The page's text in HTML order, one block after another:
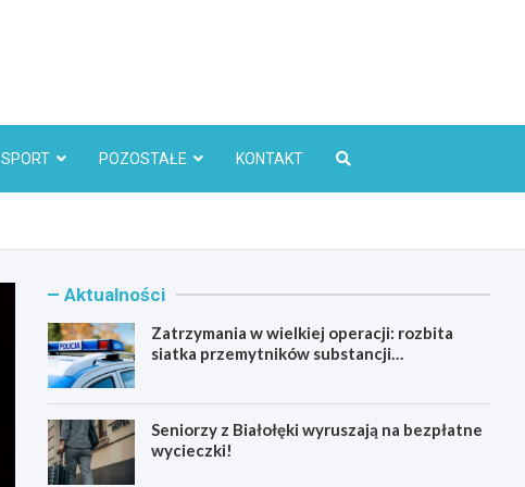
SPORT POZOSTAŁE KONTAKT
Aktualności
Zatrzymania w wielkiej operacji: rozbita
siatka przemytników substancji
Seniorzy z Białołęki wyruszają na bezpłatne
wycieczki!